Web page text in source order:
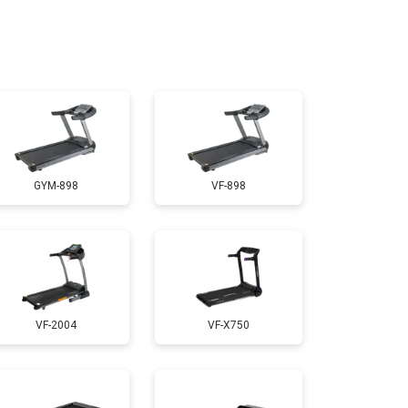
1000 ₽ Заказать
1500 ₽ Заказать
800 ₽ Заказать
GYM-898 VF-898
VF-2004 VF-X750